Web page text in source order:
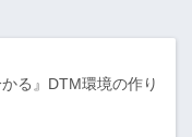
る』DTM環境の作り